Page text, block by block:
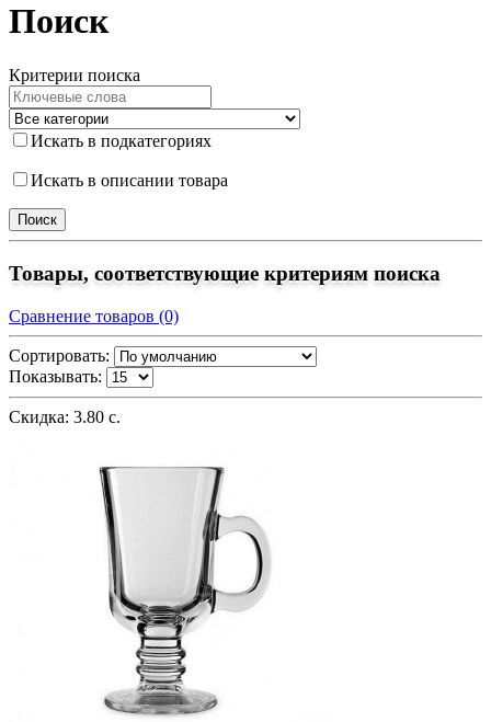
Поиск
Критерии поиска
Искать в подкатегориях
Искать в описании товара
Товары, соответствующие критериям поиска
Сравнение товаров (0)
Сортировать:
Показывать:
Скидка: 3.80 с.